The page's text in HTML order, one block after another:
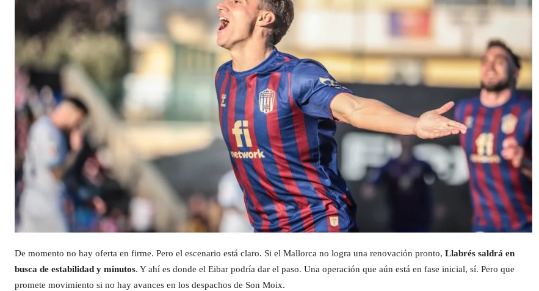
De momento no hay oferta en firme. Pero el escenario está claro. Si el Mallorca no logra una renovación pronto, Llabrés saldrá en
busca de estabilidad y minutos. Y ahí es donde el Eibar podría dar el paso. Una operación que aún está en fase inicial, sí. Pero que
promete movimiento si no hay avances en los despachos de Son Moix.